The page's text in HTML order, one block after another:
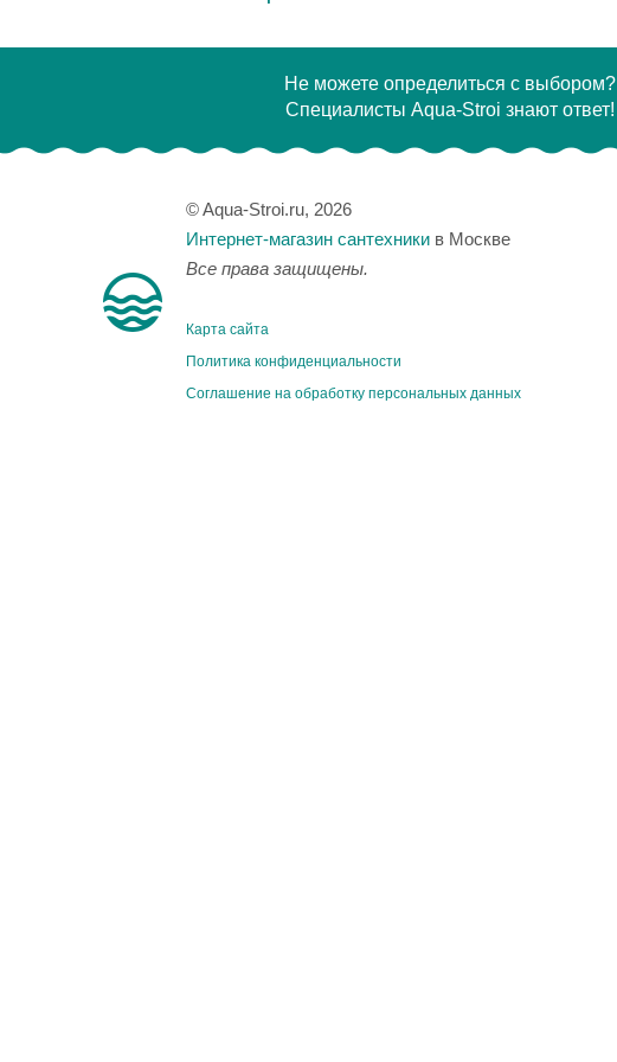
Не можете определиться с выбором?
Специалисты Aqua-Stroi знают ответ!
© Aqua-Stroi.ru, 2026
Интернет-магазин сантехники в Москве
Все права защищены.
Карта сайта
Политика конфиденциальности
Соглашение на обработку персональных данных